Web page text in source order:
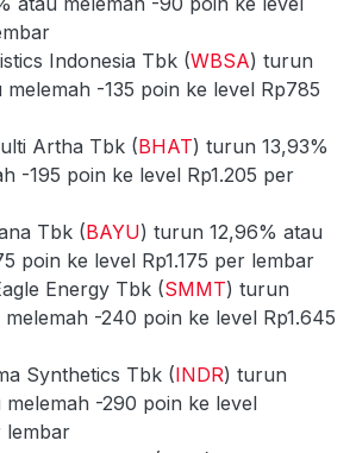
Indonesia Tbk (WBSA) turun
melemah -135 poin ke level Rp785
Artha Tbk (BHAT) turun 13,93%
-195 poin ke level Rp1.205 per
Tbk (BAYU) turun 12,96% atau
poin ke level Rp1.175 per lembar
Energy Tbk (SMMT) turun
melemah -240 poin ke level Rp1.645
Synthetics Tbk (INDR) turun
melemah -290 poin ke level
lembar